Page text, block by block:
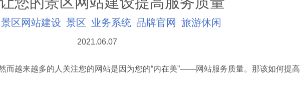
景区网站建设 景区 业务系统 品牌官网 旅游休闲
2021.06.07
越来越多的人关注您的网站是因为您的“内在美”——网站服务质量。那该如何提高